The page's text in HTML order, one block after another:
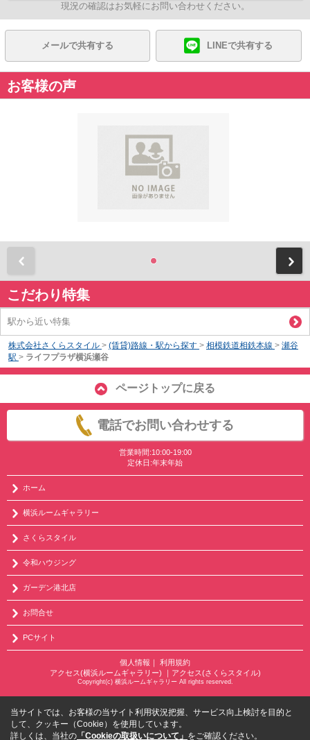
現況の確認はお気軽にお問い合わせください。
メールで共有する LINEで共有する
お客様の声
こだわり特集
駅から近い特集
株式会社さくらスタイル > (賃貸)路線・駅から探す > 相模鉄道相鉄本線 > 瀬谷
駅 > ライフプラザ横浜瀬谷
ページトップに戻る
電話でお問い合わせする
営業時間:10:00-19:00
定休日:年末年始
ホーム
横浜ルームギャラリー
さくらスタイル
令和ハウジング
ガーデン港北店
お問合せ
PCサイト
個人情報
利用規約
アクセス(横浜ルームギャラリー)
アクセス(さくらスタイル)
Copyright(c) 横浜ルームギャラリー All rights reserved.
当サイトでは、お客様の当サイト利用状況把握、サービス向上検討を目的と
して、クッキー（Cookie）を使用しています。
詳しくは、当社の 「Cookieの取扱いについて」 をご確認ください。